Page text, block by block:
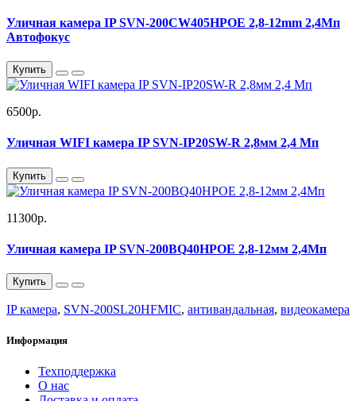
Уличная камера IP SVN-200CW405HPOE 2,8-12mm 2,4Мп
Автофокус
Купить
6500р.
Уличная WIFI камера IP SVN-IP20SW-R 2,8мм 2,4 Мп
Купить
11300р.
Уличная камера IP SVN-200BQ40HPOE 2,8-12мм 2,4Мп
Купить
IP камера, SVN-200SL20HFMIC, антивандальная, видеокамера
Информация
Техподдержка
О нас